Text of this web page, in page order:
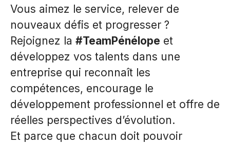
Vous aimez le service, relever de
nouveaux défis et progresser ?
Rejoignez la #TeamPénélope et
développez vos talents dans une
entreprise qui reconnaît les
compétences, encourage le
développement professionnel et offre de
réelles perspectives d’évolution.
Et parce que chacun doit pouvoir